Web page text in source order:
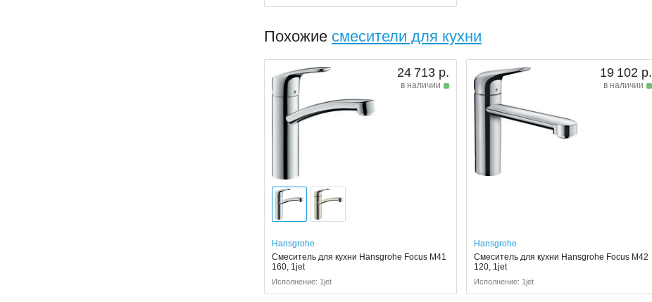
Похожие смесители для кухни
24 713 р.
в наличии
Hansgrohe
Смеситель для кухни Hansgrohe Focus M41
160, 1jet
Исполнение: 1jet
19 102 р.
в наличии
Hansgrohe
Смеситель для кухни Hansgrohe Focus M42
120, 1jet
Исполнение: 1jet